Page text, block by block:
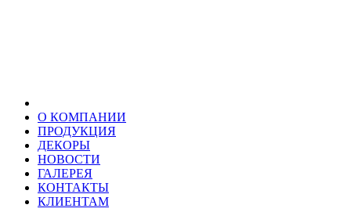
О КОМПАНИИ
ПРОДУКЦИЯ
ДЕКОРЫ
НОВОСТИ
ГАЛЕРЕЯ
КОНТАКТЫ
КЛИЕНТАМ